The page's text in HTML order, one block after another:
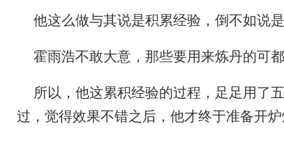
他这么做与其说是积累经验，倒不如说是
霍雨浩不敢大意，那些要用来炼丹的可
所以，他这累积经验的过程，足足用了
过，觉得效果不错之后，他才终于准备开炉